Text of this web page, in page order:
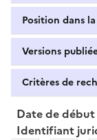
Position dans
Versions
Critères de
Date de
Identifiant